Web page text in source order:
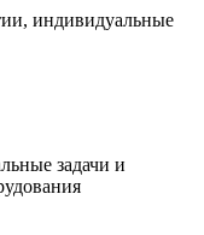
индивидуальные
задачи и